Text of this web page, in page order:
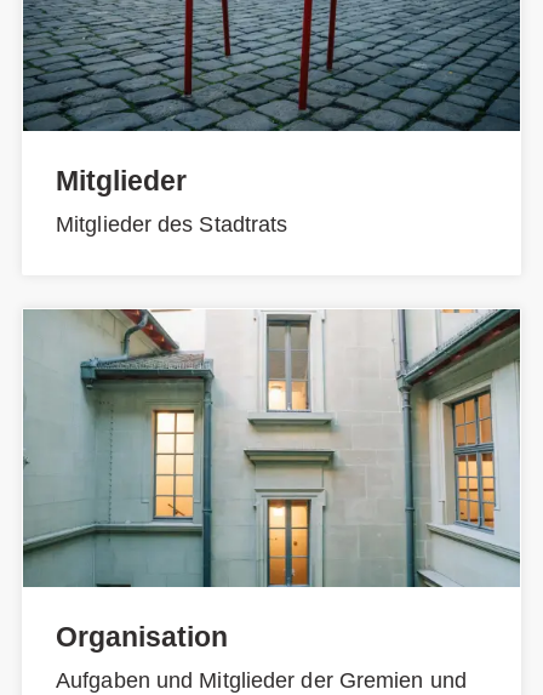
Mitglieder
Mitglieder des Stadtrats
Organisation
Aufgaben und Mitglieder der Gremien und